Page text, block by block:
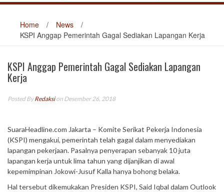
Home / News
/
KSPI Anggap Pemerintah Gagal Sediakan Lapangan Kerja
KSPI Anggap Pemerintah Gagal Sediakan Lapangan
Kerja
Posted ByRedaksion Desember 26, 2018
SuaraHeadline.com Jakarta – Komite Serikat Pekerja Indonesia
(KSPI) mengakui, pemerintah telah gagal dalam menyediakan
lapangan pekerjaan. Pasalnya penyerapan sebanyak 10 juta
lapangan kerja untuk lima tahun yang dijanjikan di awal
kepemimpinan Jokowi-Jusuf Kalla hanya bohong belaka.
Hal tersebut dikemukakan Presiden KSPI, Said Iqbal dalam Outlook